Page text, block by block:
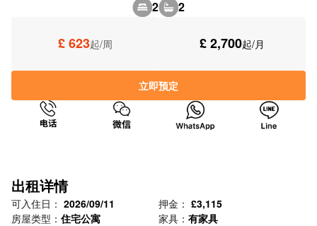
2 2
£ 623起/周 £ 2,700起/月
立即预定
出租详情
可入住日： 2026/09/11 押金： £3,115
房屋类型： 住宅公寓 家具： 有家具